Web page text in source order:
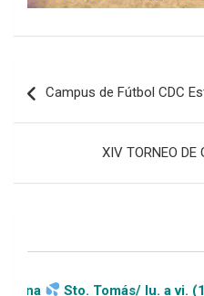
de
Campus de Fútbol CDC
XIV TORNEO DE
Tomás/ lu. a vi. (13-18h)/